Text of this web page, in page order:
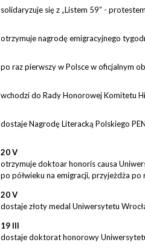
solidaryzuje się z „Listem 59” -
otrzymuje nagrodę emigracyjnego
po raz pierwszy w Polsce w oficjalnym
wchodzi do Rady Honorowej Komitetu
dostaje Nagrodę Literacką Polskiego
20 V
otrzymuje doktoar honoris causa
po półwieku na emigracji, przyjeżdża
20 V
dostaje złoty medal Uniwersytetu
19 III
dostaje doktorat honorowy